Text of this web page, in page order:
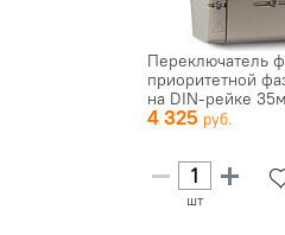
Переключатель
приоритетной
на DIN-рейке
4 325
шт